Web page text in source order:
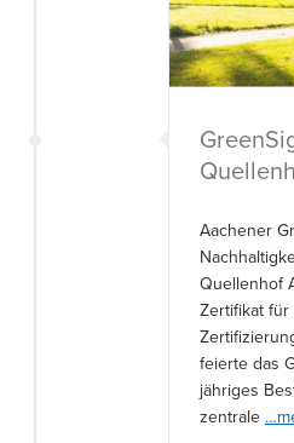
Aachener
Quellenhof
Zertifikat
feierte das
jähriges
zentrale